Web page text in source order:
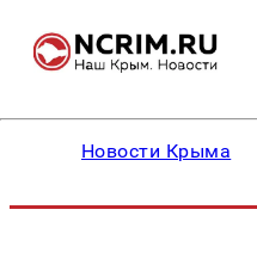
Новости Крыма